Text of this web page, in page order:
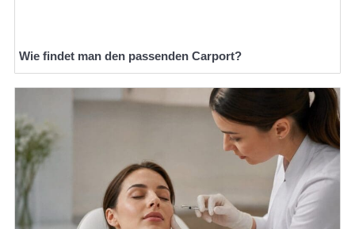
Wie findet man den passenden Carport?